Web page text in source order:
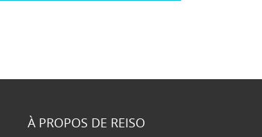
À PROPOS DE REISO